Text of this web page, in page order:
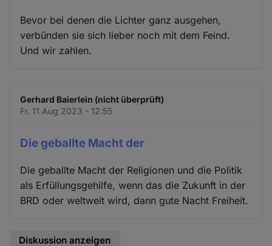
Bevor bei denen die Lichter ganz ausgehen,
verbünden sie sich lieber noch mit dem Feind.
Und wir zahlen.
Gerhard Baierlein (nicht überprüft)
Fr. 11 Aug 2023 - 12:55
Die geballte Macht der
Die geballte Macht der Religionen und die Politik
als Erfüllungsgehilfe, wenn das die Zukunft in der
BRD oder weltweit wird, dann gute Nacht Freiheit.
Diskussion anzeigen